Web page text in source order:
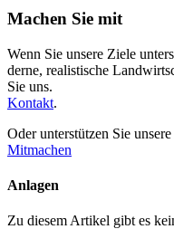
Machen Sie mit
Wenn Sie unsere Ziele
derne, realistische
Sie uns.
Kontakt.
Oder unterstützen Sie
Mitmachen
Anlagen
Zu diesem Artikel gibt es